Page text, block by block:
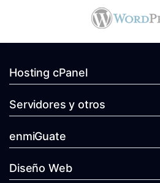
Hosting cPanel
Servidores y otros
enmiGuate
Diseño Web